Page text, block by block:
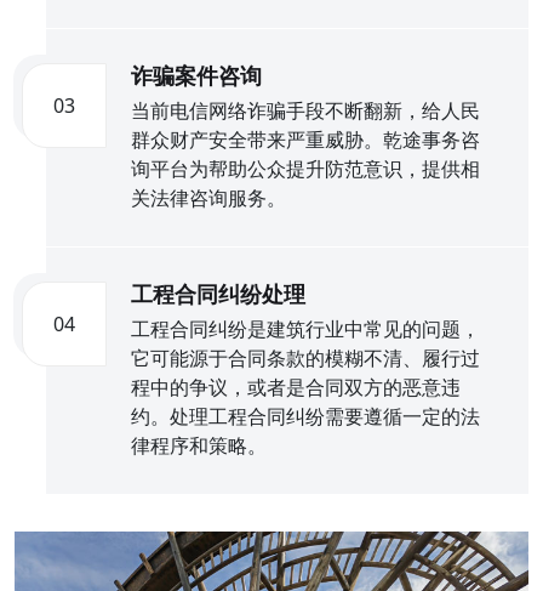
03
诈骗案件咨询
当前电信网络诈骗手段不断翻新，给人民
群众财产安全带来严重威胁。乾途事务咨
询平台为帮助公众提升防范意识，提供相
关法律咨询服务。
04
工程合同纠纷处理
工程合同纠纷是建筑行业中常见的问题，
它可能源于合同条款的模糊不清、履行过
程中的争议，或者是合同双方的恶意违
约。处理工程合同纠纷需要遵循一定的法
律程序和策略。